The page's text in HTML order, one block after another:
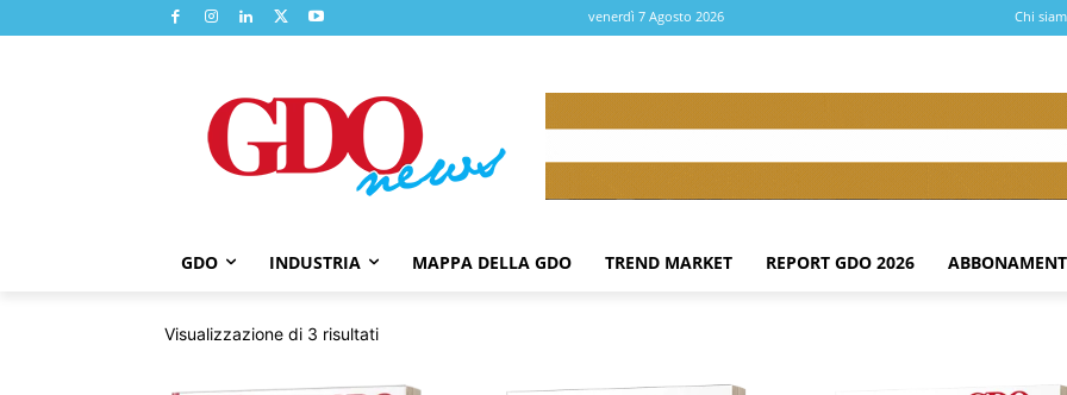
venerdì 7 Agosto 2026 Chi
GDO INDUSTRIA MAPPA DELLA GDO TREND MARKET REPORT GDO 2026
Visualizzazione di 3 risultatiOrdina
base